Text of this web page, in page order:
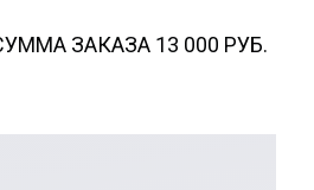
ЗАКАЗА 13 000 РУБ.